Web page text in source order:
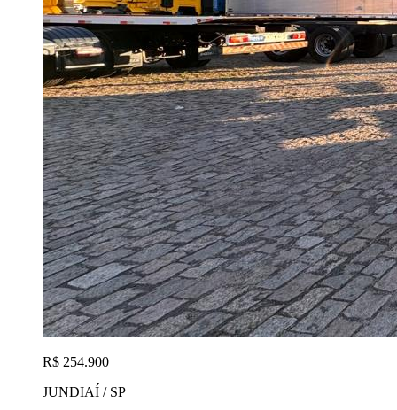
R$ 254.900
JUNDIAÍ / SP